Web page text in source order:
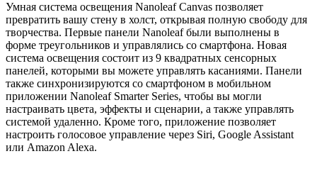
Умная система освещения Nanoleaf Canvas позволяет
превратить вашу стену в холст, открывая полную свободу для
творчества. Первые панели Nanoleaf были выполнены в
форме треугольников и управлялись со смартфона. Новая
система освещения состоит из 9 квадратных сенсорных
панелей, которыми вы можете управлять касаниями. Панели
также синхронизируются со смартфоном в мобильном
приложении Nanoleaf Smarter Series, чтобы вы могли
настраивать цвета, эффекты и сценарии, а также управлять
системой удаленно. Кроме того, приложение позволяет
настроить голосовое управление через Siri, Google Assistant
или Amazon Alexa.